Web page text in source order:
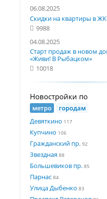
06.08.2025
Скидки на квартиры в ЖК
9988
04.08.2025
Старт продаж в новом
«Живи! В Рыбацком»
10018
Новостройки по
метро
городам
Девяткино 117
Купчино 106
Гражданский пр. 92
Звездная 88
Большевиков пр. 85
Парнас 84
Улица Дыбенко 83